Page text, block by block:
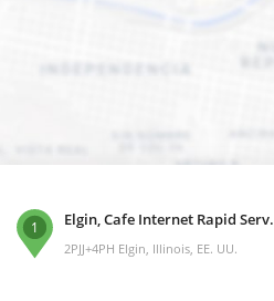
1 Elgin, Cafe Internet Rapid Serv.
2PJJ+4PH Elgin, Illinois, EE. UU.